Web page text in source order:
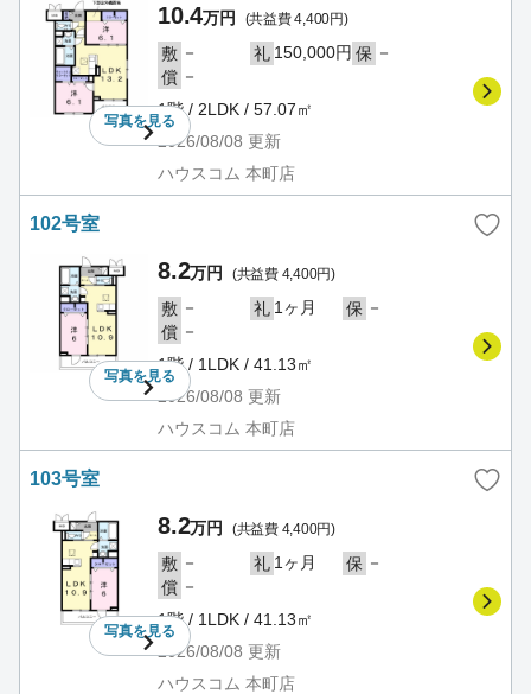
写真を見る
10.4万円 (共益費 4,400円)
敷 － 礼 150,000円 保 －
償 －
1階 / 2LDK / 57.07㎡
2026/08/08 更新
ハウスコム 本町店
102号室
写真を見る
8.2万円 (共益費 4,400円)
敷 － 礼 1ヶ月 保 －
償 －
1階 / 1LDK / 41.13㎡
2026/08/08 更新
ハウスコム 本町店
103号室
写真を見る
8.2万円 (共益費 4,400円)
敷 － 礼 1ヶ月 保 －
償 －
1階 / 1LDK / 41.13㎡
2026/08/08 更新
ハウスコム 本町店